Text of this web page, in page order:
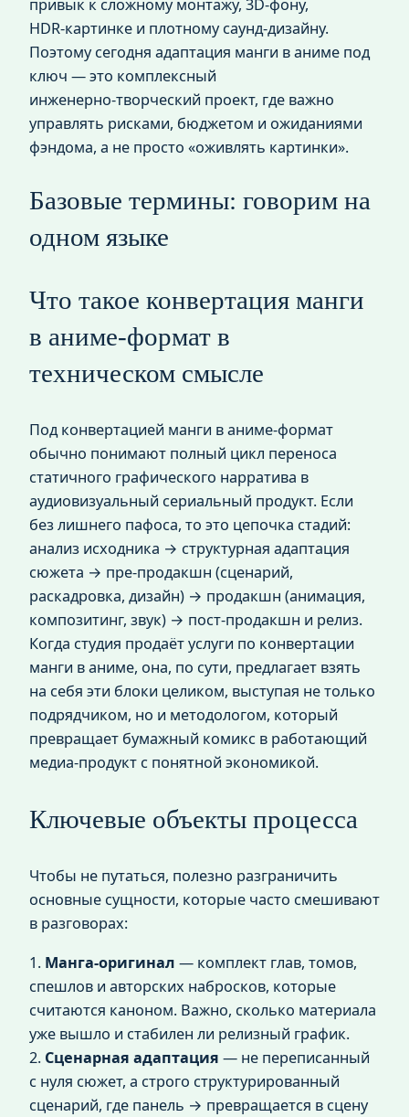
привык к сложному монтажу, 3D‑фону,
HDR‑картинке и плотному саунд-дизайну.
Поэтому сегодня адаптация манги в аниме под
ключ — это комплексный
инженерно‑творческий проект, где важно
управлять рисками, бюджетом и ожиданиями
фэндома, а не просто «оживлять картинки».
Базовые термины: говорим на
одном языке
Что такое конвертация манги
в аниме‑формат в
техническом смысле
Под конвертацией манги в аниме‑формат
обычно понимают полный цикл переноса
статичного графического нарратива в
аудиовизуальный сериальный продукт. Если
без лишнего пафоса, то это цепочка стадий:
анализ исходника → структурная адаптация
сюжета → пре‑продакшн (сценарий,
раскадровка, дизайн) → продакшн (анимация,
композитинг, звук) → пост‑продакшн и релиз.
Когда студия продаёт услуги по конвертации
манги в аниме, она, по сути, предлагает взять
на себя эти блоки целиком, выступая не только
подрядчиком, но и методологом, который
превращает бумажный комикс в работающий
медиа‑продукт с понятной экономикой.
Ключевые объекты процесса
Чтобы не путаться, полезно разграничить
основные сущности, которые часто смешивают
в разговорах:
1. Манга‑оригинал — комплект глав, томов,
спешлов и авторских набросков, которые
считаются каноном. Важно, сколько материала
уже вышло и стабилен ли релизный график.
2. Сценарная адаптация — не переписанный
с нуля сюжет, а строго структурированный
сценарий, где панель → превращается в сцену